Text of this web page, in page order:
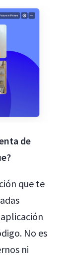
de
que te
No es
ni